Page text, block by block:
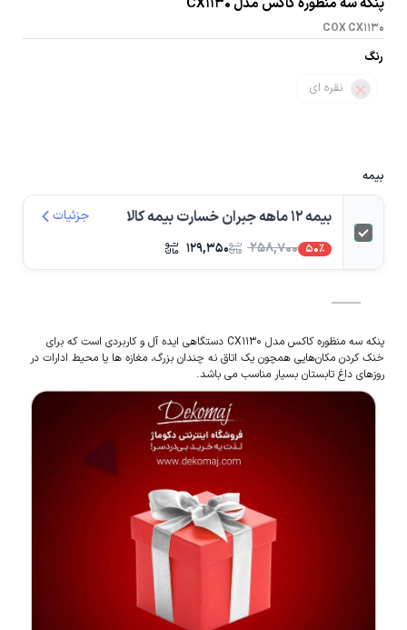
COX CX1130
رنگ
نقره ای
بیمه
بیمه 12 ماهه جبران خسارت بیمه کالا
50% ۲۵۸,۷۰۰ ۱۲۹,۳۵۰
جزئیات
پنکه سه منظوره کاکس مدل CX1130 دستگاهی ایده آل و کاربردی است که برای
خنک کردن مکان‌هایی همچون یک اتاق نه‌ چندان بزرگ، مغازه‌ ها یا محیط ادارات در
روزهای داغ تابستان بسیار مناسب می باشد.